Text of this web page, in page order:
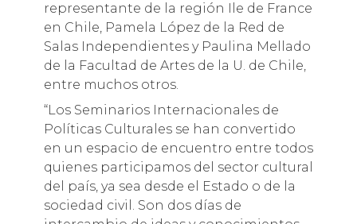
representante de la región Ile de France
en Chile, Pamela López de la Red de
Salas Independientes y Paulina Mellado
de la Facultad de Artes de la U. de Chile,
entre muchos otros.
“Los Seminarios Internacionales de
Políticas Culturales se han convertido
en un espacio de encuentro entre todos
quienes participamos del sector cultural
del país, ya sea desde el Estado o de la
sociedad civil. Son dos días de